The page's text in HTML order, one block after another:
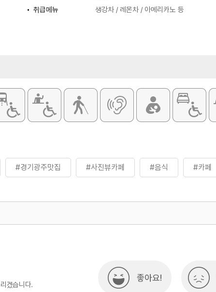
취급메뉴
생강차 / 레몬차 / 아메리카노 등
#경기광주맛집 #사진뷰카페 #음식 #카페
겠습니다.
좋아요!